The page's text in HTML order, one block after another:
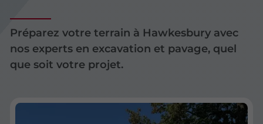
Préparez votre terrain à Hawkesbury avec
nos experts en excavation et pavage, quel
que soit votre projet.